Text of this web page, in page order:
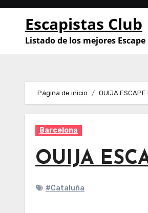
Saltar
contenido
Escapistas Club
Listado de los mejores
Página de inicio OUIJA
Barcelona
OUIJA
#Cataluña